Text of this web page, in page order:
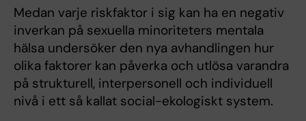
Medan varje riskfaktor i sig kan ha en negativ
inverkan på sexuella minoriteters mentala
hälsa undersöker den nya avhandlingen hur
olika faktorer kan påverka och utlösa varandra
på strukturell, interpersonell och individuell
nivå i ett så kallat social-ekologiskt system.